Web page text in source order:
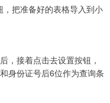
，把准备好的表格导入到小
，接着点击去设置按钮，
身份证号后6位作为查询条